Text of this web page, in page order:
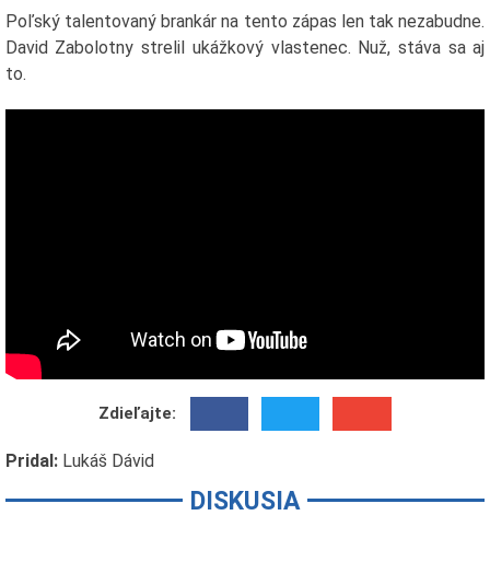
Poľský talentovaný brankár na tento zápas len tak nezabudne.
David Zabolotny strelil ukážkový vlastenec. Nuž, stáva sa aj
to.
Zdieľajte:
Pridal: Lukáš Dávid
DISKUSIA